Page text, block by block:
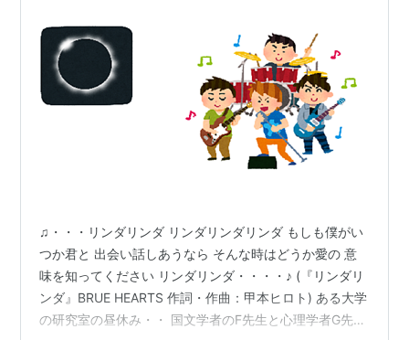
♫・・・リンダリンダ リンダリンダリンダ もしも僕がい
つか君と 出会い話しあうなら そんな時はどうか愛の 意
味を知ってください リンダリンダ・・・・♪ (『リンダリ
ンダ』BRUE HEARTS 作詞・作曲：甲本ヒロト) ある大学
の研究室の昼休み・・ 国文学者のF先生と心理学者G先生